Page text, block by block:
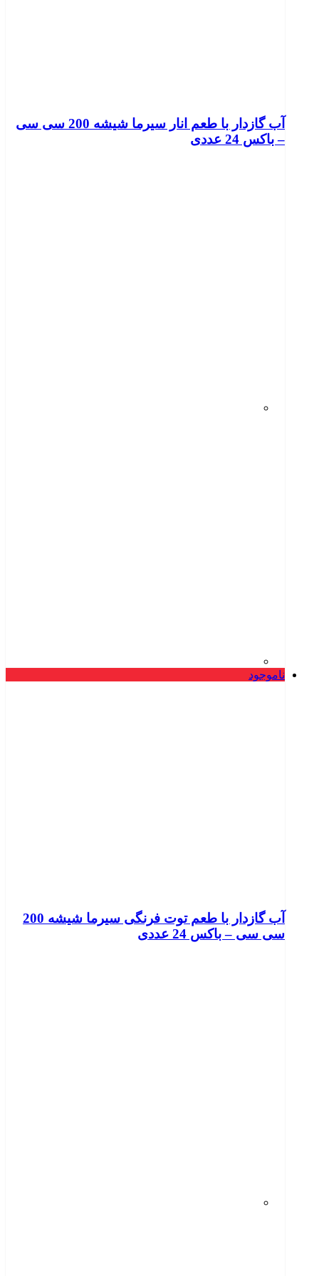
آب گازدار با طعم انار سیرما شیشه 200 سی سی
– باکس 24 عددی
ناموجود
آب گازدار با طعم توت فرنگی سیرما شیشه 200
سی سی – باکس 24 عددی